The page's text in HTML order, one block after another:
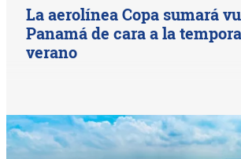
La aerolínea Copa sumará
Panamá de cara a la
verano